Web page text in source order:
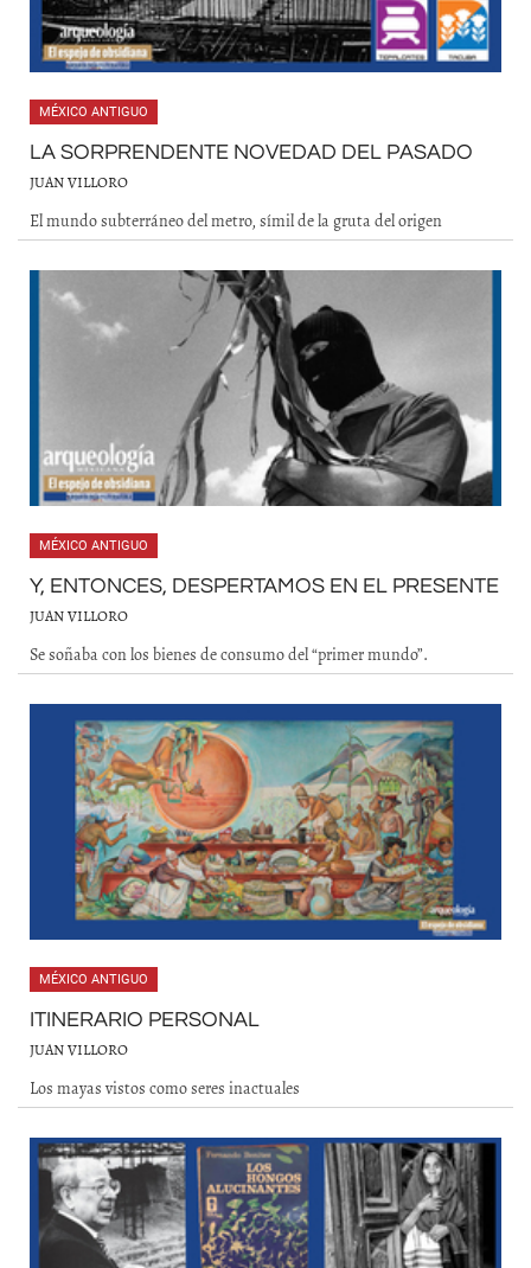
MÉXICO ANTIGUO
LA SORPRENDENTE NOVEDAD DEL PASADO
JUAN VILLORO
El mundo subterráneo del metro, símil de la gruta del origen
MÉXICO ANTIGUO
Y, ENTONCES, DESPERTAMOS EN EL PRESENTE
JUAN VILLORO
Se soñaba con los bienes de consumo del “primer mundo”.
MÉXICO ANTIGUO
ITINERARIO PERSONAL
JUAN VILLORO
Los mayas vistos como seres inactuales